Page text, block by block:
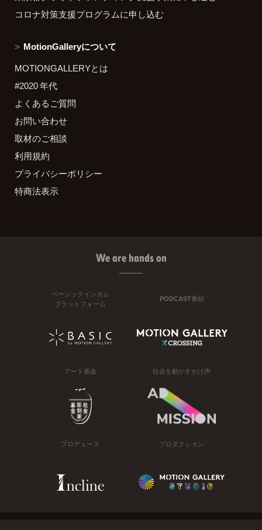
コロナ対策支援プログラムに申し込む
MotionGalleryについて
MOTIONGALLERYとは
#2020 年代
よくあるご質問
お問い合わせ
取材のご相談
利用規約
プライバシーポリシー
特商法表示
We are hands on
ベーシックインカム
プラットフォーム
PODCAST番組
アート基金 社会を動かすかけ声
プロデュース プロダクション